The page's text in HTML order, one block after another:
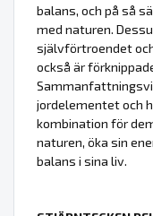
balans, och på så
med naturen.
självförtroendet
också är
jordelementet och
kombination för
naturen, öka sin
balans i sina liv.